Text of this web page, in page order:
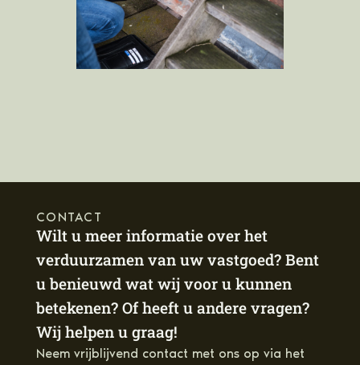
CONTACT
Wilt u meer informatie over het
verduurzamen van uw vastgoed? Bent
u benieuwd wat wij voor u kunnen
betekenen? Of heeft u andere vragen?
Wij helpen u graag!
Neem vrijblijvend contact met ons op via het